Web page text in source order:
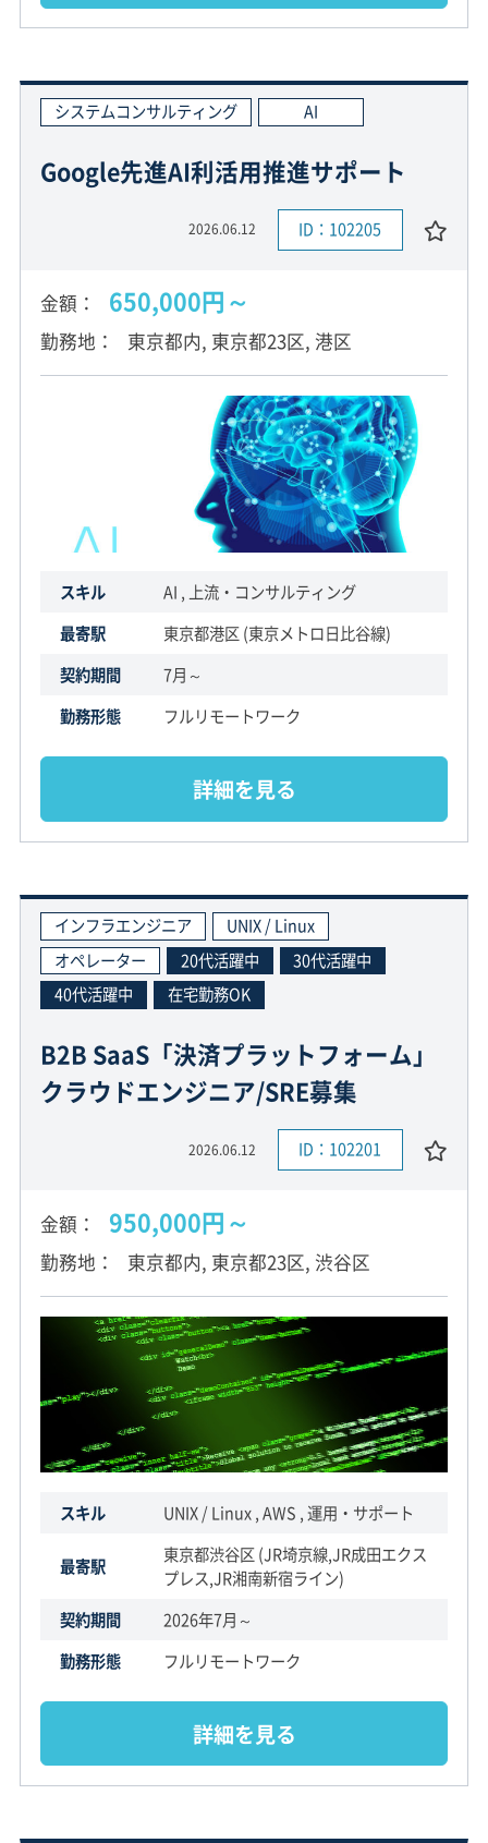
システムコンサルティング AI
Google先進AI利活用推進サポート
2026.06.12 ID：102205
金額 650,000円～
勤務地 東京都内, 東京都23区, 港区
スキル
AI , 上流・コンサルティング
最寄駅
東京都港区 (東京メトロ日比谷線)
契約期間
7月～
勤務形態
フルリモートワーク
詳細を見る
インフラエンジニア
UNIX / Linux
オペレーター
20代活躍中
30代活躍中
40代活躍中
在宅勤務OK
B2B SaaS「決済プラットフォーム」
クラウドエンジニア/SRE募集
2026.06.12 ID：102201
金額 950,000円～
勤務地 東京都内, 東京都23区, 渋谷区
スキル UNIX / Linux , AWS , 運用・サポート
最寄駅
東京都渋谷区 (JR埼京線,JR成田エクス
プレス,JR湘南新宿ライン)
契約期間
2026年7月～
勤務形態
フルリモートワーク
詳細を見る